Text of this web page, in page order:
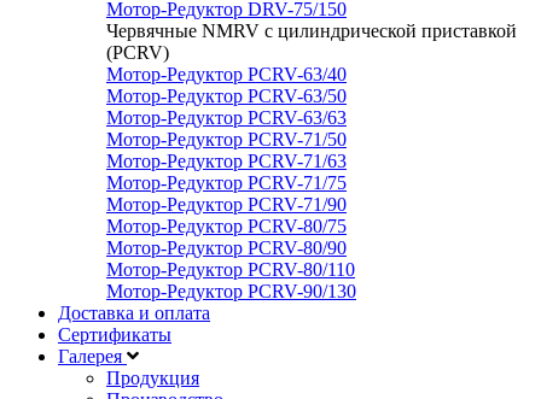
Мотор-Редуктор DRV-75/150
Червячные NMRV с цилиндрической приставкой
(PCRV)
Мотор-Редуктор PCRV-63/40
Мотор-Редуктор PCRV-63/50
Мотор-Редуктор PCRV-63/63
Мотор-Редуктор PCRV-71/50
Мотор-Редуктор PCRV-71/63
Мотор-Редуктор PCRV-71/75
Мотор-Редуктор PCRV-71/90
Мотор-Редуктор PCRV-80/75
Мотор-Редуктор PCRV-80/90
Мотор-Редуктор PCRV-80/110
Мотор-Редуктор PCRV-90/130
Доставка и оплата
Сертификаты
Галерея
Продукция